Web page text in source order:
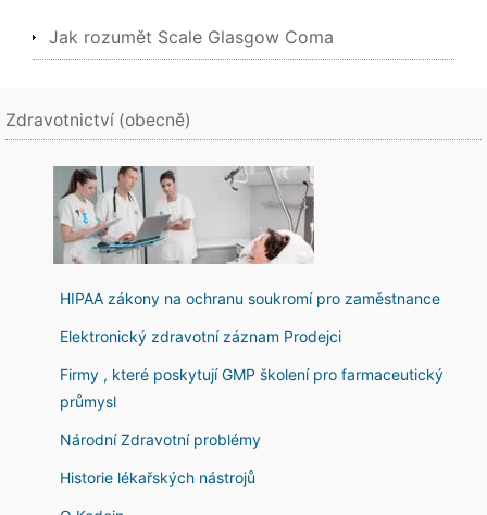
Jak rozumět Scale Glasgow Coma
Zdravotnictví (obecně)
HIPAA zákony na ochranu soukromí pro zaměstnance
Elektronický zdravotní záznam Prodejci
Firmy , které poskytují GMP školení pro farmaceutický
průmysl
Národní Zdravotní problémy
Historie lékařských nástrojů